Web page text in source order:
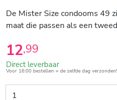
De Mister Size condooms 49
maat die passen als een
12,99
Direct leverbaar
Voor 16:00 bestellen = de zelfde dag verzonden!